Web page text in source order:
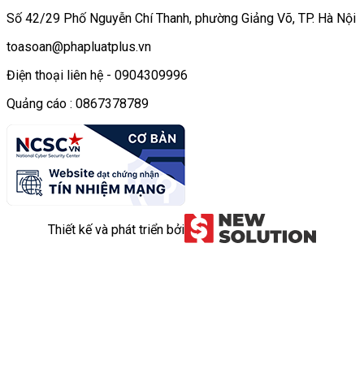
Số 42/29 Phố Nguyễn Chí Thanh, phường Giảng Võ, TP. Hà Nội
toasoan@phapluatplus.vn
Điện thoại liên hệ - 0904309996
Quảng cáo : 0867378789
Thiết kế và phát triển bởi